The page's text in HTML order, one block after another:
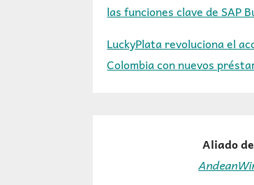
las funciones clave de SAP
LuckyPlata revoluciona el
Colombia con nuevos
Aliado